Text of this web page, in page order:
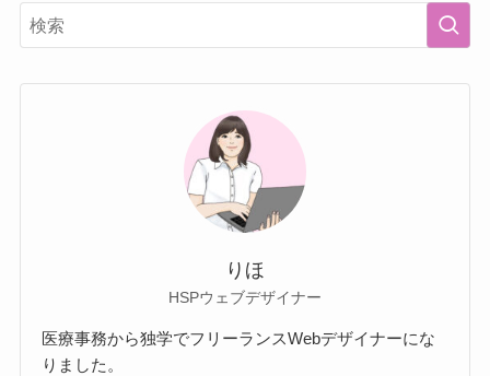
りほ
HSPウェブデザイナー
医療事務から独学でフリーランスWebデザイナーにな
りました。